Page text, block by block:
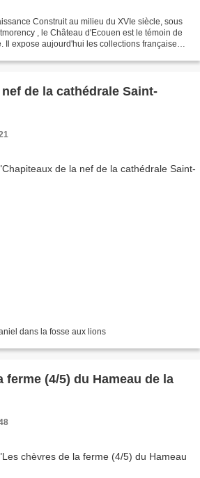
Construit au milieu du XVIe siècle, sous
, le Château d'Ecouen est le témoin de
Il expose aujourd'hui les collections françaises
de la cathédrale Saint-
dans la fosse aux lions
ferme (4/5) du Hameau de la